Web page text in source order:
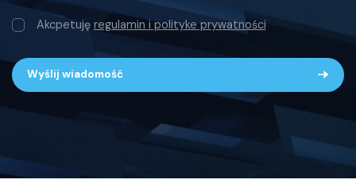
Akcpetuję regulamin i polityke prywatności
Wyślij wiadomość